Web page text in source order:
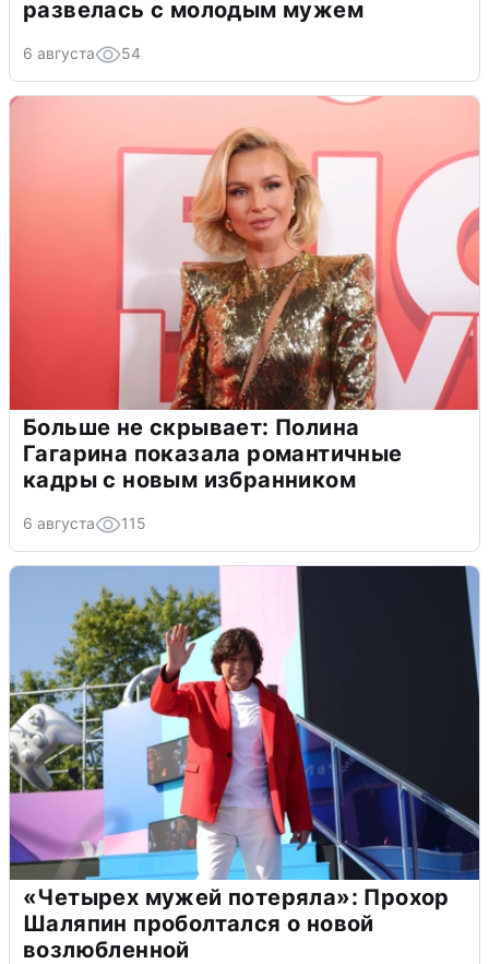
развелась с молодым мужем
6 августа 54
Больше не скрывает: Полина
Гагарина показала романтичные
кадры с новым избранником
6 августа 115
«Четырех мужей потеряла»: Прохор
Шаляпин проболтался о новой
возлюбленной